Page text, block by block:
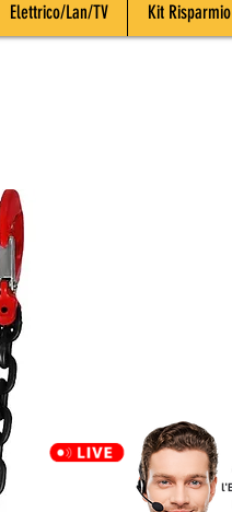
Elettrico/Lan/TV Kit Risparmio